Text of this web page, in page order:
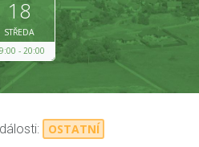
18
STŘEDA
20:00
OSTATNÍ